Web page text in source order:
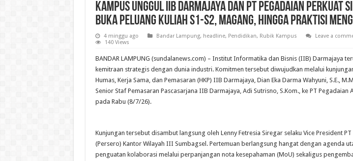
Kampus Unggul IIB Darmajaya dan PT Pegadaian Perkuat
Buka Peluang Kuliah S1-S2, Magang, hingga Praktisi
4 minggu ago Bandar Lampung, headline, Pendidikan, Rubik Kampus
Leave a
140 Views
BANDAR LAMPUNG (sundalanews.com) – Institut Informatika dan Bisnis (IIB) Darmajaya
kemitraan strategis dengan dunia industri. Komitmen tersebut diwujudkan melalui
Humas, Kerja Sama, dan Pemasaran (HKP) IIB Darmajaya, Dian Eka Darma Wahyuni, S.E.,
Senior Staf Pemasaran Pascasarjana IIB Darmajaya, Adi Sutrisno, S.Kom., ke PT Pegadaian
pada Rabu (8/7/26).
Kunjungan tersebut disambut langsung oleh Lenny Fetresia Siregar selaku Vice President PT
(Persero) Kantor Wilayah III Sumbagsel. Pertemuan berlangsung hangat dengan agenda
penguatan kolaborasi melalui perpanjangan nota kesepahaman (MoU) sekaligus